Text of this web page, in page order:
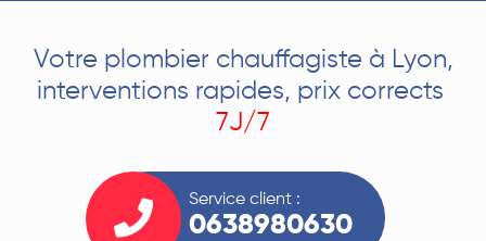
Votre plombier chauffagiste à Lyon,
interventions rapides, prix corrects
7J/7
Service client :
0638980630